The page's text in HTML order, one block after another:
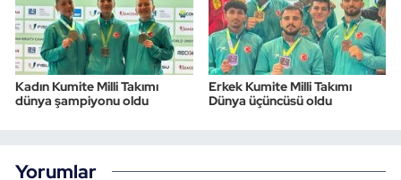
Kadın Kumite Milli Takımı
dünya şampiyonu oldu
Erkek Kumite Milli Takımı
Dünya üçüncüsü oldu
Yorumlar